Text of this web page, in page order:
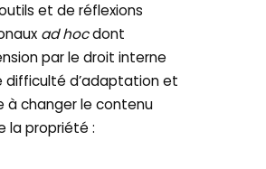
et de réflexions
ad hocdont
par le droit interne
difficulté d’adaptation et
à changer le contenu
la propriété :